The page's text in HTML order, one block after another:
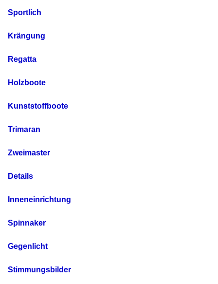
Sportlich
Krängung
Regatta
Holzboote
Kunststoffboote
Trimaran
Zweimaster
Details
Inneneinrichtung
Spinnaker
Gegenlicht
Stimmungsbilder